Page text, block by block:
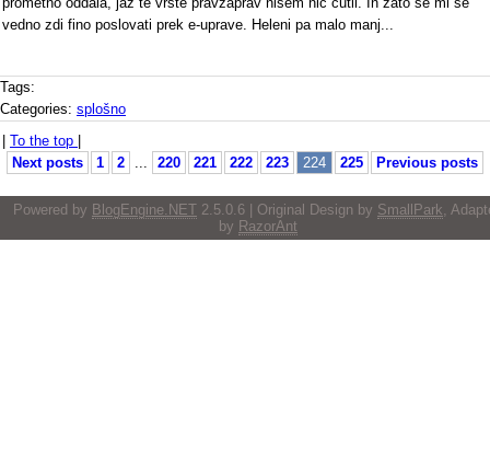
vedno zdi fino poslovati prek e-uprave. Heleni pa malo manj...
Tags:
Categories: splošno
To the top
Next posts
1 2 220 221 222 223 224 225 Previous posts
Powered by BlogEngine.NET 2.5.0.6 | Original Design by SmallPark ,
by RazorAnt